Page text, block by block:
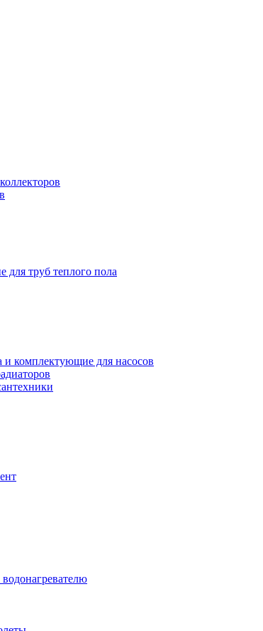
труб теплого пола
и комплектующие для насосов